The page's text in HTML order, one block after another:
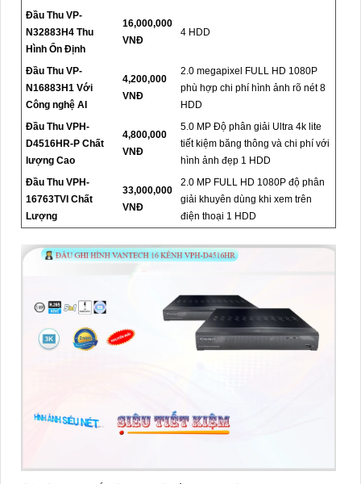
Đầu Thu VP-
N32883H4 Thu
Hình Ổn Định
16,000,000
VNĐ
4 HDD
Đầu Thu VP-
N16883H1 Với
Công nghệ AI
4,200,000
VNĐ
2.0 megapixel FULL HD 1080P
phù hợp chi phí hình ảnh rõ nét 8
HDD
Đầu Thu VPH-
D4516HR-P Chất
lượng Cao
4,800,000
VNĐ
5.0 MP Độ phân giải Ultra 4k lite
tiết kiệm băng thông và chi phí với
hình ảnh đẹp 1 HDD
Đầu Thu VPH-
16763TVI Chất
Lượng
33,000,000
VNĐ
2.0 MP FULL HD 1080P độ phân
giải khuyên dùng khi xem trên
điện thoại 1 HDD